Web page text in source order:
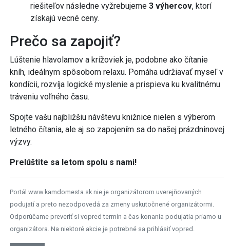
riešiteľov následne vyžrebujeme 3 výhercov, ktorí
získajú vecné ceny.
Prečo sa zapojiť?
Lúštenie hlavolamov a krížoviek je, podobne ako čítanie
kníh, ideálnym spôsobom relaxu. Pomáha udržiavať myseľ v
kondícii, rozvíja logické myslenie a prispieva ku kvalitnému
tráveniu voľného času.
Spojte vašu najbližšiu návštevu knižnice nielen s výberom
letného čítania, ale aj so zapojením sa do našej prázdninovej
výzvy.
Prelúštite sa letom spolu s nami!
Portál www.kamdomesta.sk nie je organizátorom uverejňovaných
podujatí a preto nezodpovedá za zmeny uskutočnené organizátormi.
Odporúčame preveriť si vopred termín a čas konania podujatia priamo u
organizátora. Na niektoré akcie je potrebné sa prihlásiť vopred.